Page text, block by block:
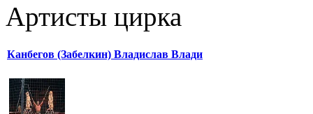
Артисты цирка
Канбегов (Забелкин) Владислав Влади